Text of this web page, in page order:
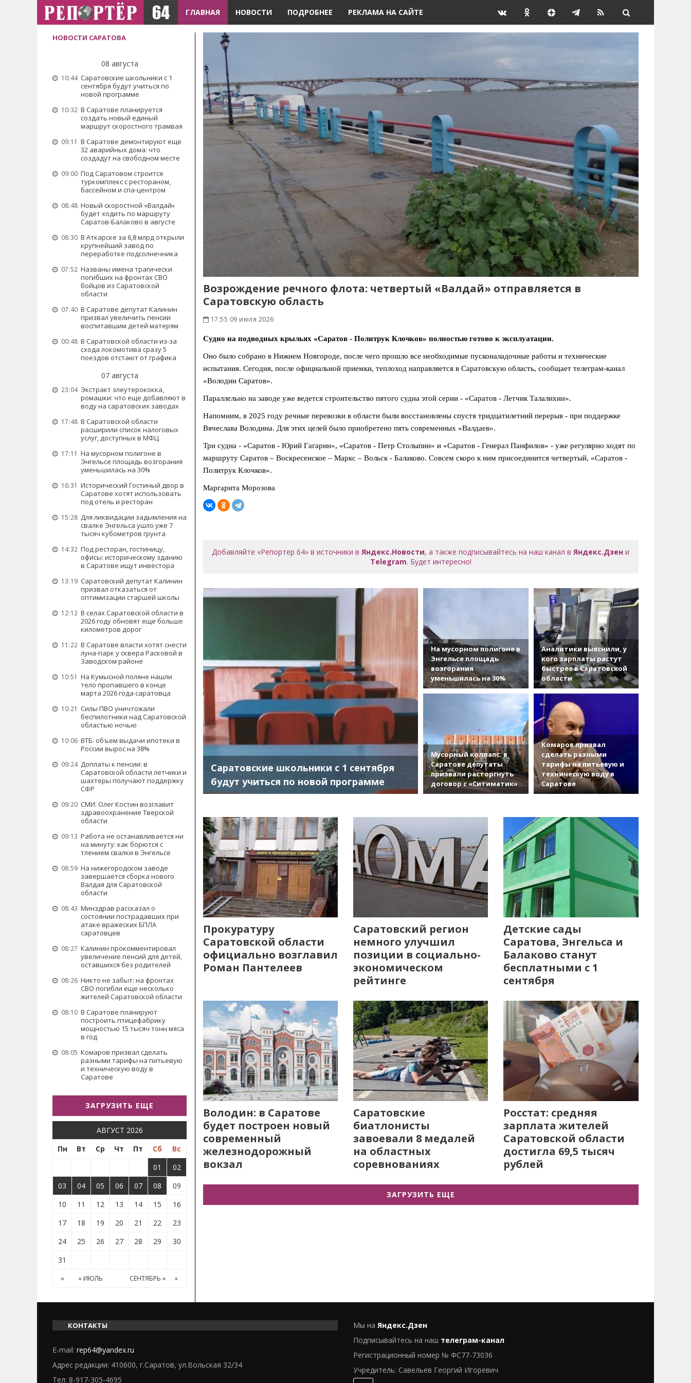
ГЛАВНАЯ НОВОСТИ ПОДРОБНЕЕ РЕКЛАМА НА САЙТЕ
НОВОСТИ САРАТОВА
08 августа
10:44 Саратовские школьники с 1
сентября будут учиться по
новой программе
10:32 В Саратове планируется
создать новый единый
маршрут скоростного трамвая
09:11 В Саратове демонтируют еще
32 аварийных дома: что
создадут на свободном месте
09:00 Под Саратовом строится
туркомплекс с рестораном,
бассейном и спа-центром
08:48 Новый скоростной «Валдай»
будет ходить по маршруту
Саратов-Балаково в августе
08:30 В Аткарске за 6,8 млрд открыли
крупнейший завод по
переработке подсолнечника
07:52 Названы имена трагически
погибших на фронтах СВО
бойцов из Саратовской
области
07:40 В Саратове депутат Калинин
призвал увеличить пенсии
воспитавшим детей матерям
00:48 В Саратовской области из-за
схода локомотива сразу 5
поездов отстают от графика
07 августа
23:04 Экстракт элеутерококка,
ромашки: что еще добавляют в
воду на саратовских заводах
17:48 В Саратовской области
расширили список налоговых
услуг, доступных в МФЦ
17:11 На мусорном полигоне в
Энгельсе площадь возгорания
уменьшилась на 30%
16:31 Исторический Гостиный двор в
Саратове хотят использовать
под отель и ресторан
15:28 Для ликвидации задымления на
свалке Энгельса ушло уже 7
тысяч кубометров грунта
14:32 Под ресторан, гостиницу,
офисы: историческому зданию
в Саратове ищут инвестора
13:19 Саратовский депутат Калинин
призвал отказаться от
оптимизации старшей школы
12:12 В селах Саратовской области в
2026 году обновят еще больше
километров дорог
11:22 В Саратове власти хотят снести
луна-парк у сквера Расковой в
Заводском районе
10:51 На Кумысной поляне нашли
тело пропавшего в конце
марта 2026 года саратовца
10:21 Силы ПВО уничтожали
беспилотники над Саратовской
областью ночью
10:06 ВТБ: объем выдачи ипотеки в
России вырос на 38%
09:24 Доплаты к пенсии: в
Саратовской области летчики и
шахтеры получают поддержку
СФР
09:20 СМИ: Олег Костин возглавит
здравоохранение Тверской
области
09:13 Работа не останавливается ни
на минуту: как борются с
тлением свалки в Энгельсе
08:59 На нижегородском заводе
завершается сборка нового
Валдая для Саратовской
области
08:43 Минздрав рассказал о
состоянии пострадавших при
атаке вражеских БПЛА
саратовцев
08:27 Калинин прокомментировал
увеличение пенсий для детей,
оставшихся без родителей
08:26 Никто не забыт: на фронтах
СВО погибли еще несколько
жителей Саратовской области
08:10 В Саратове планируют
построить птицефабрику
мощностью 15 тысяч тонн мяса
в год
08:05 Комаров призвал сделать
разными тарифы на питьевую
и техническую воду в
Саратове
ЗАГРУЗИТЬ ЕЩЕ
АВГУСТ 2026
Пн
Вт Ср Чт Пт Сб
Вс
01
02
03
04 05 06 07 08
09
10
11 12 13 14 15
16
17
18 19 20 21 22
23
24
25 26 27 28 29
30
31
« « ИЮЛЬ СЕНТЯБРЬ » »
Возрождение речного флота: четвертый «Валдай» отправляется в
Саратовскую область
17:55 09 июля 2026
Судно на подводных крыльях «Саратов - Политрук Клочков» полностью готово к эксплуатации.
Оно было собрано в Нижнем Новгороде, после чего прошло все необходимые пусконаладочные работы и технические
испытания. Сегодня, после официальной приемки, теплоход направляется в Саратовскую область, сообщает телеграм-канал
«Володин Саратов».
Параллельно на заводе уже ведется строительство пятого судна этой серии - «Саратов - Летчик Талалихин».
Напомним, в 2025 году речные перевозки в области были восстановлены спустя тридцатилетний перерыв - при поддержке
Вячеслава Володина. Для этих целей было приобретено пять современных «Валдаев».
Три судна - «Саратов - Юрий Гагарин», «Саратов - Петр Столыпин» и «Саратов - Генерал Панфилов» - уже регулярно ходят по
маршруту Саратов – Воскресенское – Маркс – Вольск - Балаково. Совсем скоро к ним присоединится четвертый, «Саратов -
Политрук Клочков».
Маргарита Морозова
Добавляйте «Репортер 64» в источники вЯндекс.Новости, а также подписывайтесь на наш канал вЯндекс.Дзен и
Telegram. Будет интересно!
Саратовские школьники с 1 сентября
будут учиться по новой программе
На мусорном полигоне в
Энгельсе площадь
возгорания
уменьшилась на 30%
Аналитики выяснили, у
кого зарплаты растут
быстрее в Саратовской
области
Мусорный коллапс: в
Саратове депутаты
призвали расторгнуть
договор с «Ситиматик»
Комаров призвал
сделать разными
тарифы на питьевую и
техническую воду в
Саратове
Прокуратуру
Саратовской области
официально возглавил
Роман Пантелеев
Саратовский регион
немного улучшил
позиции в социально-
экономическом
рейтинге
Детские сады
Саратова, Энгельса и
Балаково станут
бесплатными с 1
сентября
Володин: в Саратове
будет построен новый
современный
железнодорожный
вокзал
Саратовские
биатлонисты
завоевали 8 медалей
на областных
соревнованиях
Росстат: средняя
зарплата жителей
Саратовской области
достигла 69,5 тысяч
рублей
ЗАГРУЗИТЬ ЕЩЕ
КОНТАКТЫ
E-mail: rep64@yandex.ru
Адрес редакции: 410600, г.Саратов, ул.Вольская 32/34
Тел: 8-917-305-4695
Мы на Яндекс.Дзен
Подписывайтесь на наш телеграм-канал
Регистрационный номер № ФС77-73036
Учредитель: Савельев Георгий Игоревич